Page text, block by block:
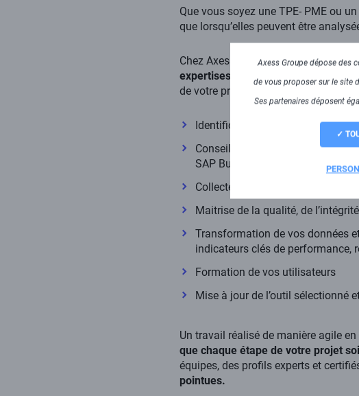
Que vous soyez une TPE- PME ou
que lorsqu’elles peuvent être
Chez Axess, nous vous
expertises d’intégrateur en Data
de votre projet de BI :
Identification des différents types
Conseil dans le choix du logiciel
SAP Business Object, Google
Collecte, traitement et stockage
Maitrise de la qualité, de
Transformation de vos données
indicateurs clés de performance,
Formation de vos utilisateurs
Mise à jour de l’outil sélectionné
Un travail réalisé de manière agile
que chaque étape de votre projet
équipes, des profils experts et
pointues.
Axess Groupe dépose des
de vous proposer sur le site
Ses partenaires déposent